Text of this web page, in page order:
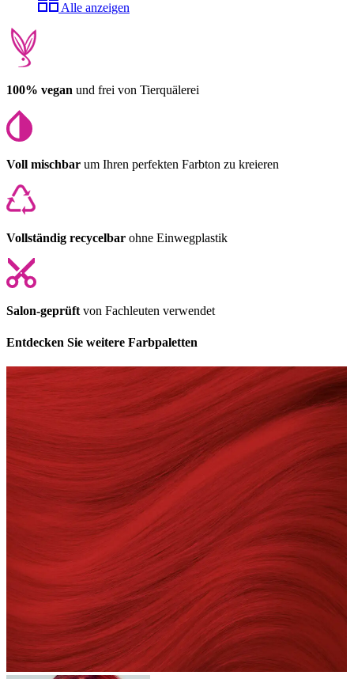
Alle anzeigen
100% vegan und frei von Tierquälerei
Voll mischbar um Ihren perfekten Farbton zu kreieren
Vollständig recycelbar ohne Einwegplastik
Salon-geprüft von Fachleuten verwendet
Entdecken Sie weitere Farbpaletten